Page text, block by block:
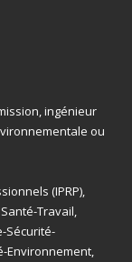
ingénieur
ou
(IPRP),
Travail,
Sécurité-
Environnement,